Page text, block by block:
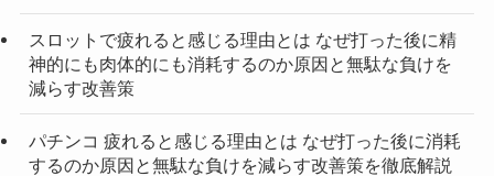
スロットで疲れると感じる理由とは なぜ打った後に精
神的にも肉体的にも消耗するのか原因と無駄な負けを
減らす改善策
パチンコ 疲れると感じる理由とは なぜ打った後に消耗
するのか原因と無駄な負けを減らす改善策を徹底解説